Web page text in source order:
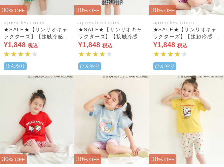
30% OFF
apres les cours
★SALE★【サンリオキャ
ラクターズ】【接触冷感】
WEB限定 ひんやりバラエ
ティパジャマ
¥1,848 税込
ひんやり
30% OFF
apres les cours
★SALE★【サンリオキャ
ラクターズ】【接触冷感】
WEB限定 ひんやりバラエ
ティパジャマ
¥1,848 税込
ひんやり
30% OFF
apres les cours
★SALE★【サンリオキャ
ラクターズ】【接触冷感】
WEB限定 ひんやりバラエ
ティパジャマ
¥1,848 税込
ひんやり
30% OFF 30% OFF 30% OFF